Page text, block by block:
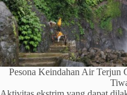
Pesona Keindahan Air Terjun